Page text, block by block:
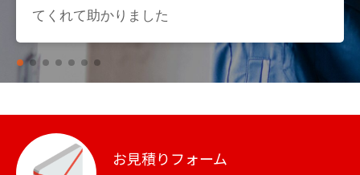
てくれて助かりました
お見積りフォーム